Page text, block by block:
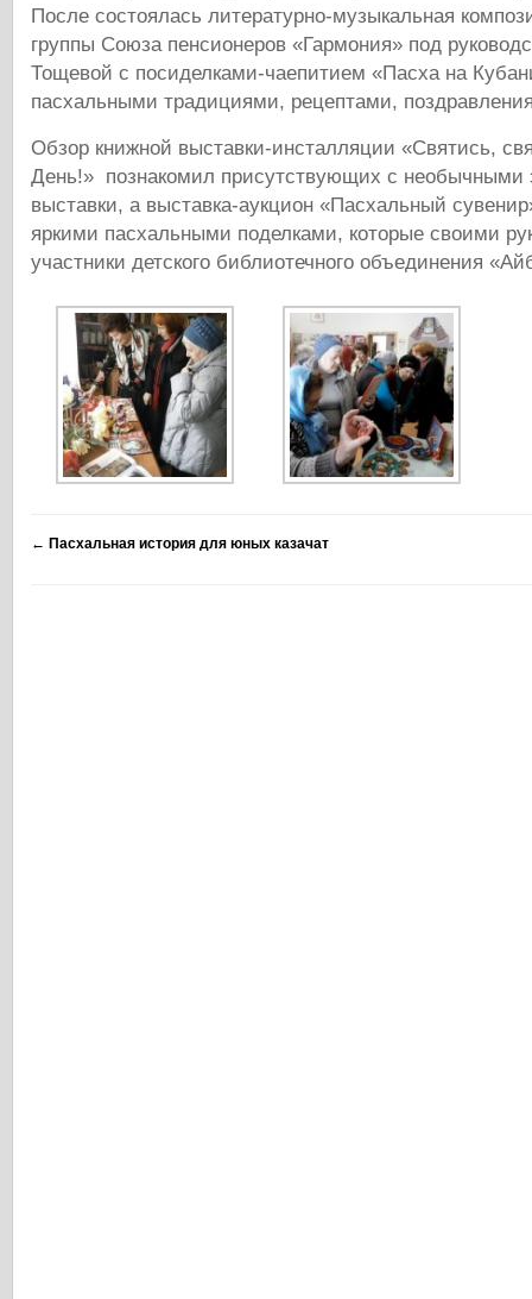
После состоялась литературно-музыкальная
группы Союза пенсионеров «Гармония» под
Тощевой с посиделками-чаепитием «Пасха на
пасхальными традициями, рецептами,
Обзор книжной выставки-инсталляции «Святись,
День!» познакомил присутствующих с необычными
выставки, а выставка-аукцион «Пасхальный
яркими пасхальными поделками, которые своими
участники детского библиотечного объединения
← Пасхальная история для юных казачат